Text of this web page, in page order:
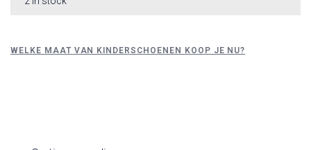
WELKE MAAT VAN KINDERSCHOENEN KOOP JE NU?